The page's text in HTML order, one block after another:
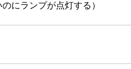
にランプが点灯する）